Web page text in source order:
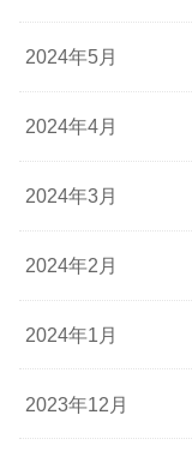
2024年5月
2024年4月
2024年3月
2024年2月
2024年1月
2023年12月